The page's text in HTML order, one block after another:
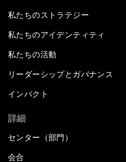
私たちのストラテジー
私たちのアイデンティティ
私たちの活動
リーダーシップとガバナンス
インパクト
詳細
センター（部門）
会合